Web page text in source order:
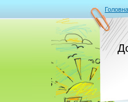
Головна